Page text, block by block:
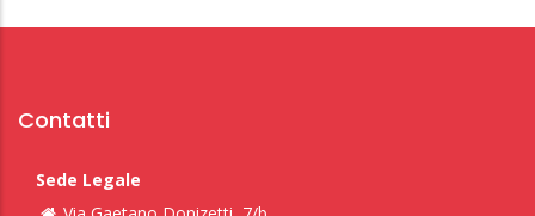
Contatti
Sede Legale